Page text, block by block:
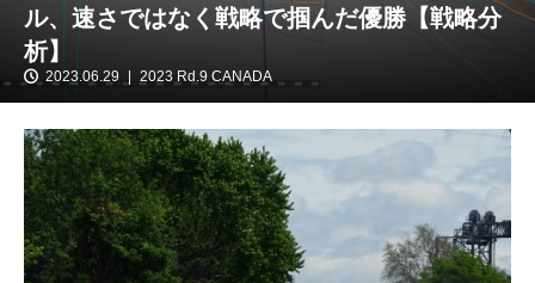
ル、速さではなく戦略で掴んだ優勝【戦略分
析】
2023.06.29 2023 Rd.9 CANADA